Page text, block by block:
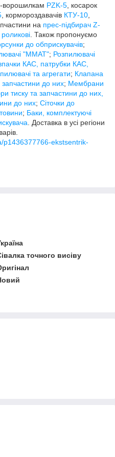
ворошилкам PZK-5 , косарок
, кормороздавачів КТУ-10
на прес-підбирач Z-
. Також пропонуємо
до обприскувачів;
"MMAT"; Розпилювачі
КАС, патрубки КАС,
та агрегати; Клапана
до них; Мембрани
тиску та запчастини до них,
до них; Сіточки до
; Баки, комплектуючі
. Доставка в усі регіони
p1436377766-ekstsentrik-
точного висіву